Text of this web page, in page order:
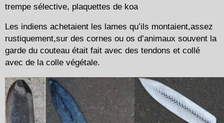
trempe sélective, plaquettes de koa
Les indiens achetaient les lames qu’ils montaient,assez
rustiquement,sur des cornes ou os d’animaux souvent la
garde du couteau était fait avec des tendons et collé
avec de la colle végétale.